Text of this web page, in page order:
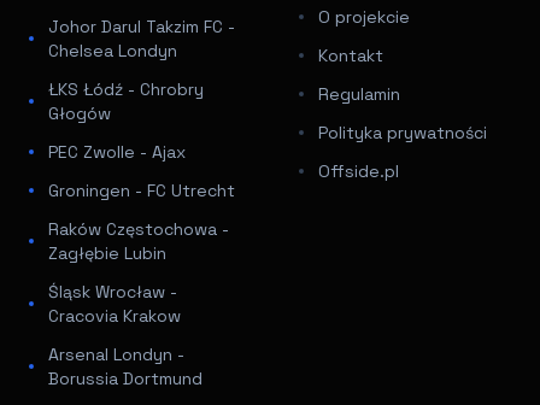
Johor Darul Takzim FC -
Chelsea Londyn
ŁKS Łódź - Chrobry
Głogów
PEC Zwolle - Ajax
Groningen - FC Utrecht
Raków Częstochowa -
Zagłębie Lubin
Śląsk Wrocław -
Cracovia Krakow
Arsenal Londyn -
Borussia Dortmund
O projekcie
Kontakt
Regulamin
Polityka prywatności
Offside.pl